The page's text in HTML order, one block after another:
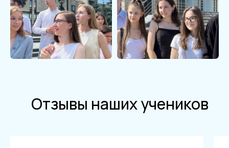
Отзывы наших учеников